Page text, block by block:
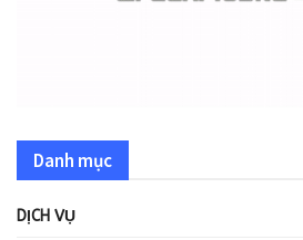
Danh mục
DỊCH VỤ